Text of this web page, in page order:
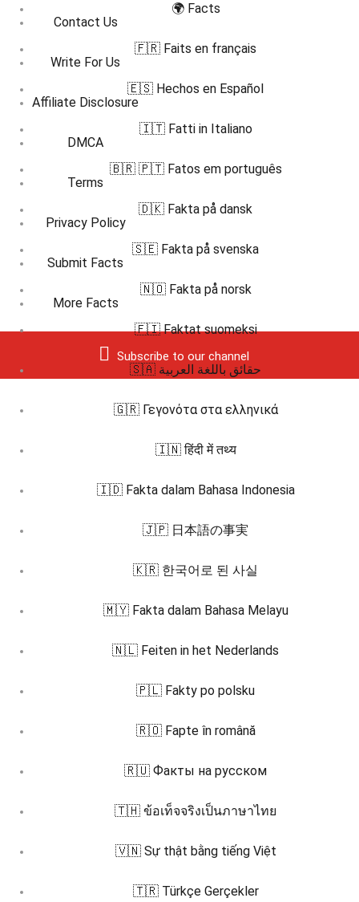
Contact Us
Write For Us
Affiliate Disclosure
DMCA
Terms
Privacy Policy
Submit Facts
More Facts
Subscribe to our channel
🌍 Facts
🇫🇷 Faits en français
🇪🇸 Hechos en Español
🇮🇹 Fatti in Italiano
🇧🇷 🇵🇹 Fatos em português
🇩🇰 Fakta på dansk
🇸🇪 Fakta på svenska
🇳🇴 Fakta på norsk
🇫🇮 Faktat suomeksi
🇸🇦 حقائق باللغة العربية
🇬🇷 Γεγονότα στα ελληνικά
🇮🇳 हिंदी में तथ्य
🇮🇩 Fakta dalam Bahasa Indonesia
🇯🇵 日本語の事実
🇰🇷 한국어로 된 사실
🇲🇾 Fakta dalam Bahasa Melayu
🇳🇱 Feiten in het Nederlands
🇵🇱 Fakty po polsku
🇷🇴 Fapte în română
🇷🇺 Факты на русском
🇹🇭 ข้อเท็จจริงเป็นภาษาไทย
🇻🇳 Sự thật bằng tiếng Việt
🇹🇷 Türkçe Gerçekler